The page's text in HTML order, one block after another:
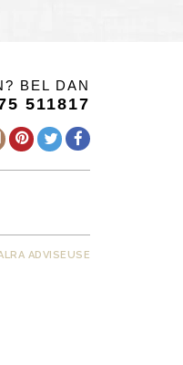
BEL DAN
511817
ADVISEUSE